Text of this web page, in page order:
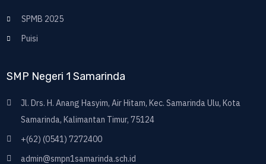
SPMB 2025
Puisi
SMP Negeri 1 Samarinda
Jl. Drs. H. Anang Hasyim, Air Hitam, Kec. Samarinda Ulu, Kota
Samarinda, Kalimantan Timur, 75124
+(62) (0541) 7272400
admin@smpn1samarinda.sch.id